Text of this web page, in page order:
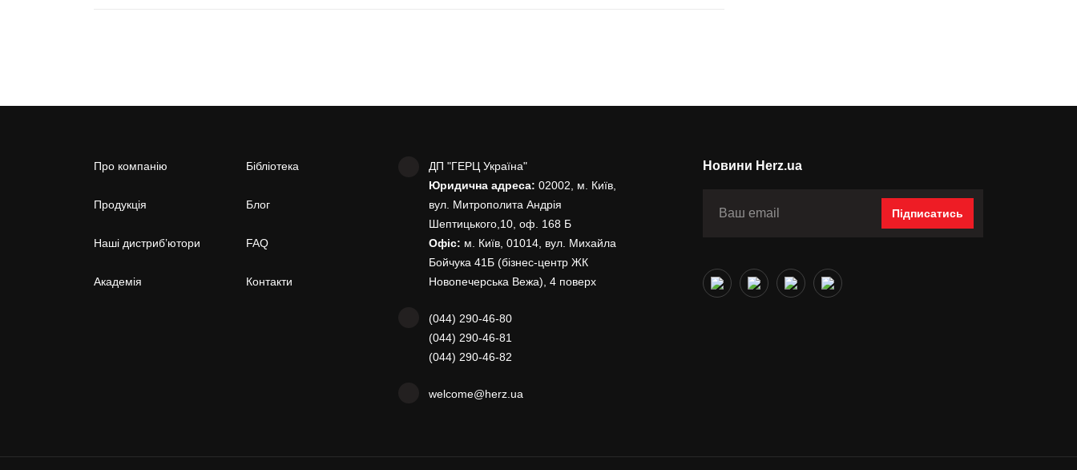
Про компанію
Продукція
Наші дистриб’ютори
Академія
Бібліотека
Блог
FAQ
Контакти
ДП "ГЕРЦ Україна"
Юридична адреса: 02002, м. Київ,
вул. Митрополита Андрія
Шептицького,10, оф. 168 Б
Офіс: м. Київ, 01014, вул. Михайла
Бойчука 41Б (бізнес-центр ЖК
Новопечерська Вежа), 4 поверх
(044) 290-46-80
(044) 290-46-81
(044) 290-46-82
welcome@herz.ua
Новини Herz.ua
Підписатись